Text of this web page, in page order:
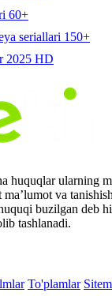
60+
seriallari 150+
2025 HD
huquqlar ularning
va
buzilgan deb
tashlanadi.
To'plamlar